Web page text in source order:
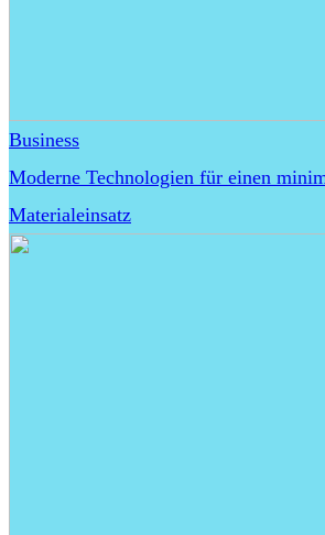
Business
Moderne Technologien für einen
Materialeinsatz